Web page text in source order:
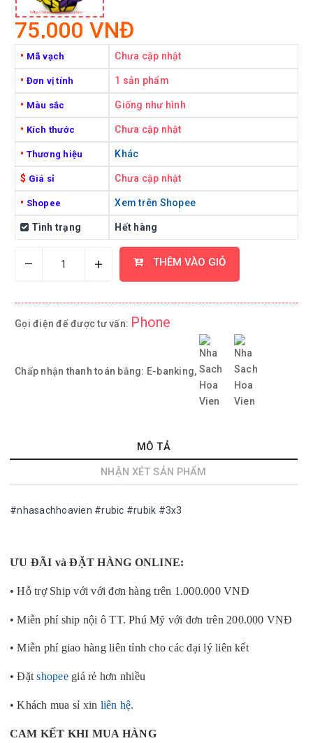
75,000 VNĐ
• Mã vạch Chưa cập nhật
• Đơn vị tính 1 sản phẩm
• Màu sắc Giống như hình
• Kích thước Chưa cập nhật
• Thương hiệu Khác
$ Giá sỉ Chưa cập nhật
• Shopee Xem trên Shopee
Tình trạng Hết hàng
– + THÊM VÀO GIỎ
Gọi điện để được tư vấn: Phone
Chấp nhận thanh toán bằng: E-banking,
MÔ TẢ
NHẬN XÉT SẢN PHẨM
#nhasachhoavien #rubic #rubik #3x3
ƯU ĐÃI và ĐẶT HÀNG ONLINE:
• Hỗ trợ Ship với với đơn hàng trên 1.000.000 VNĐ
• Miễn phí ship nội ô TT. Phú Mỹ với đơn trên 200.000 VNĐ
• Miễn phí giao hàng liên tỉnh cho các đại lý liên kết
• Đặtshopeegiá rẻ hơn nhiều
• Khách mua sỉ xin liên hệ.
CAM KẾT KHI MUA HÀNG